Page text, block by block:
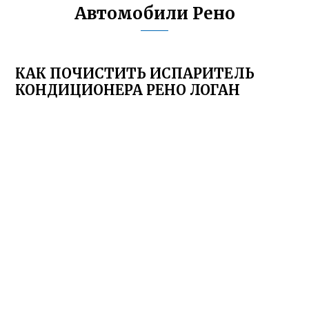
Автомобили Рено
КАК ПОЧИСТИТЬ ИСПАРИТЕЛЬ
КОНДИЦИОНЕРА РЕНО ЛОГАН